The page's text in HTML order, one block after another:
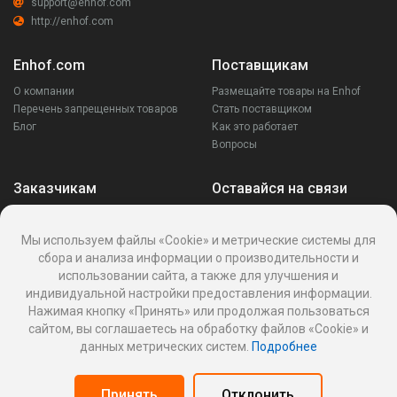
support@enhof.com
http://enhof.com
Enhof.com
О компании
Перечень запрещенных товаров
Блог
Поставщикам
Размещайте товары на Enhof
Стать поставщиком
Как это работает
Вопросы
Заказчикам
Ваши запросы
Написать поставщику
Написать в поддержку
Реквизиты
Оставайся на связи
Политика обработки персональных данных
Мы используем файлы «Cookie» и метрические системы для
сбора и анализа информации о производительности и
использовании сайта, а также для улучшения и
индивидуальной настройки предоставления информации.
Нажимая кнопку «Принять» или продолжая пользоваться
сайтом, вы соглашаетесь на обработку файлов «Cookie» и
данных метрических систем. Подробнее